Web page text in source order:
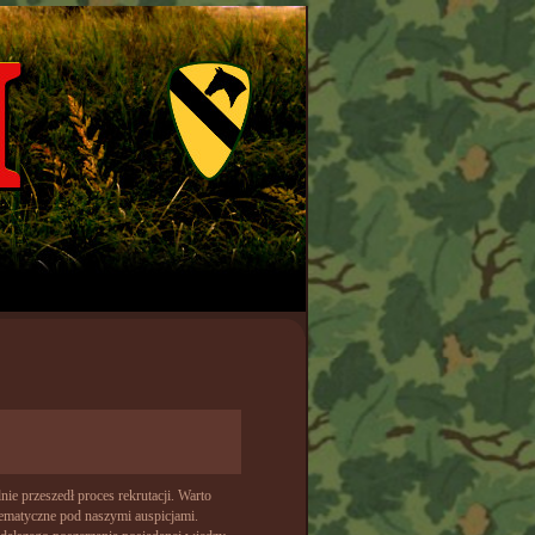
przeszedł proces rekrutacji. Warto
pod naszymi auspicjami.